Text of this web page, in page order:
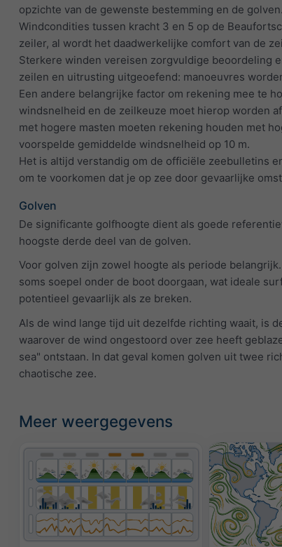
opzichte van de gewenste bestemming en de golven.
Windcondities tussen kracht 3 en 5 op de
zeiler, al wordt het daadwerkelijke comfort van de
Sterkere winden vereisen zorgvuldige beoordeling
zeilen en uitrusting uitgeoefend: manoeuvres
Een andere belangrijke factor om rekening mee te
windsnelheid en de zeilkeuze moet hierop worden
met hogere masten moeten rekening houden met
voorspelde gemiddelde windsnelheid op 10 m.
Het is altijd verstandig om de officiële zeebulletins
om te voorkomen dat je op zee door gevaarlijke
Golven
De significante golfhoogte dient als goede
hoogste derde deel van de golven.
Voor golven zijn zowel hoogte als periode
soms soepel onder de boot doorgaan, wat ideale
potentieel gevaarlijk als ze breken.
Als de wind lange tijd uit dezelfde richting waait, is
waarover de wind ongestoord over zee heeft
sea" ontstaan. In dat geval komen golven uit twee
chaotische zee.
Meer weergegevens